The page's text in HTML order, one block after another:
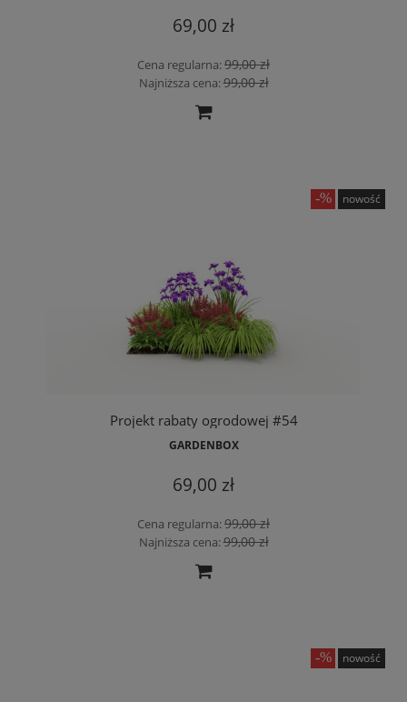
69,00 zł
Cena regularna:99,00 zł
Najniższa cena:99,00 zł
Projekt rabaty ogrodowej #54
GARDENBOX
69,00 zł
Cena regularna:99,00 zł
Najniższa cena:99,00 zł
nowość
nowość